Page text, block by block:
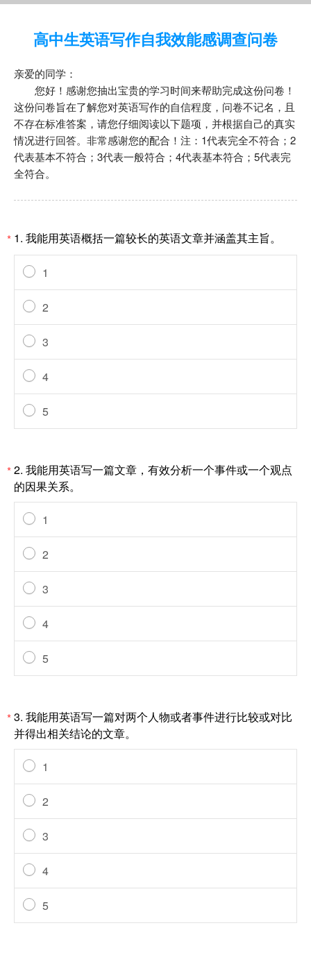
高中生英语写作自我效能感调查问卷
亲爱的同学：
您好！感谢您抽出宝贵的学习时间来帮助完成这份问卷！
这份问卷旨在了解您对英语写作的自信程度，问卷不记名，且
不存在标准答案，请您仔细阅读以下题项，并根据自己的真实
情况进行回答。非常感谢您的配合！注：1代表完全不符合；2
代表基本不符合；3代表一般符合；4代表基本符合；5代表完
全符合。
* 1. 我能用英语概括一篇较长的英语文章并涵盖其主旨。
1
2
3
4
5
*2. 我能用英语写一篇文章，有效分析一个事件或一个观点
的因果关系。
1
2
3
4
5
*3. 我能用英语写一篇对两个人物或者事件进行比较或对比
并得出相关结论的文章。
1
2
3
4
5